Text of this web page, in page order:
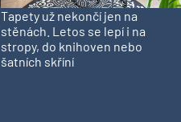
Tapety už nekončí jen na
stěnách. Letos se lepí i na
stropy, do knihoven nebo
šatních skříní